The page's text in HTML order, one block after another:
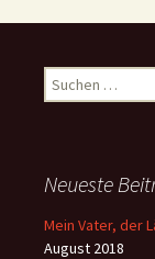
Suchen
nach:
Neueste
Mein Vater, der
August 2018